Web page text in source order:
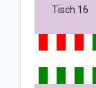
Tisch 16